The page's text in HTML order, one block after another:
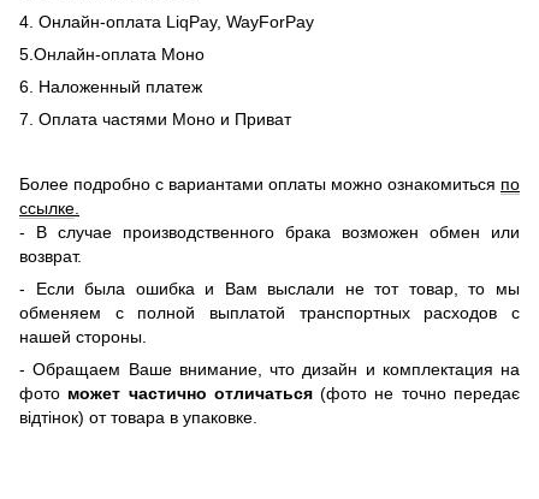
4. Онлайн-оплата LiqPay, WayForPay
5.Онлайн-оплата Моно
6. Наложенный платеж
7. Оплата частями Моно и Приват
Более подробно с вариантами оплаты можно ознакомиться по
ссылке
- В случае производственного брака возможен обмен или
возврат.
- Если была ошибка и Вам выслали не тот товар, то мы
обменяем c полной выплатой транспортных расходов с
нашей стороны.
- Обращаем Ваше внимание, что дизайн и комплектация на
фото может частично отличаться(фото не точно передає
відтінок) от товара в упаковке.